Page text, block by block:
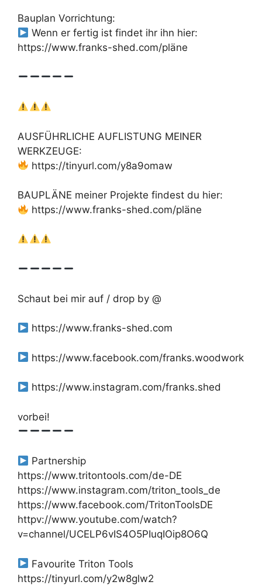
Bauplan Vorrichtung:
Wenn er fertig ist findet ihr ihn hier:
https://www.franks-shed.com/pläne
AUSFÜHRLICHE AUFLISTUNG MEINER
WERKZEUGE:
https://tinyurl.com/y8a9omaw
BAUPLÄNE meiner Projekte findest du hier:
https://www.franks-shed.com/pläne
Schaut bei mir auf / drop by @
https://www.franks-shed.com
https://www.facebook.com/franks.woodwork
https://www.instagram.com/franks.shed
vorbei!
Partnership
https://www.tritontools.com/de-DE
https://www.instagram.com/triton_tools_de
https://www.facebook.com/TritonToolsDE
httpv://www.youtube.com/watch?
v=channel/UCELP6vIS4O5PIuqIOip8O6Q
Favourite Triton Tools
https://tinyurl.com/y2w8glw2